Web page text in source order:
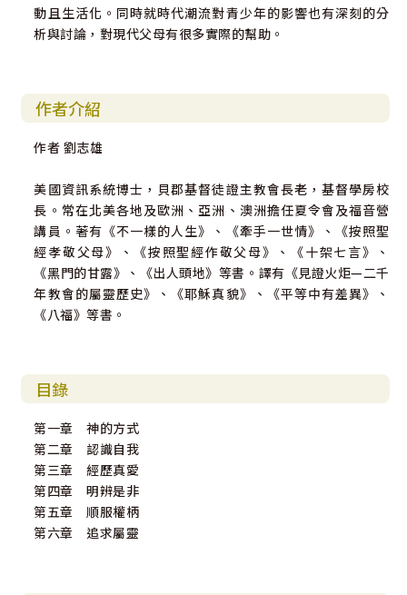
動且生活化。同時就時代潮流對青少年的影響也有深刻的分
析與討論，對現代父母有很多實際的幫助。
作者介紹
作者 劉志雄
美國資訊系統博士，貝郡基督徒證主教會長老，基督學房校
長。常在北美各地及歐洲、亞洲、澳洲擔任夏令會及福音營
講員。著有《不一樣的人生》、《牽手一世情》、《按照聖
經孝敬父母》、《按照聖經作敬父母》、《十架七言》、
《黑門的甘露》、《出人頭地》等書。譯有《見證火炬—二千
年教會的屬靈歷史》、《耶穌真貌》、《平等中有差異》、
《八福》等書。
目錄
第一章 神的方式
第二章 認識自我
第三章 經歷真愛
第四章 明辨是非
第五章 順服權柄
第六章 追求屬靈